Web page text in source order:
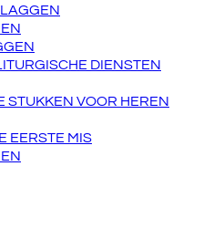
DIENSTEN
STUKKEN VOOR HEREN
EERSTE MIS